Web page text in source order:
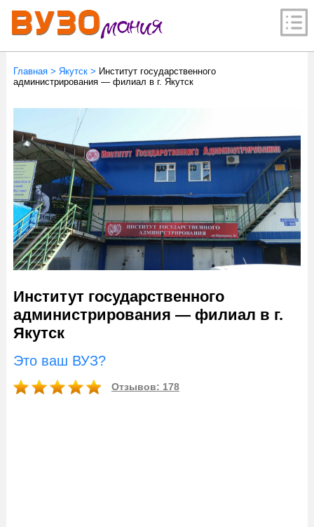
Главная> Якутск> Институт государственного
администрирования — филиал в г. Якутск
Институт государственного
администрирования — филиал в г.
Якутск
Это ваш ВУЗ?
Отзывов: 178